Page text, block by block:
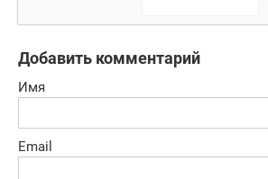
Добавить комментарий
Имя
Email